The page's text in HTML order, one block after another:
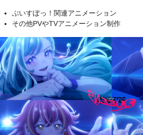
ぶいすぽっ！関連アニメーション
その他PVやTVアニメーション制作